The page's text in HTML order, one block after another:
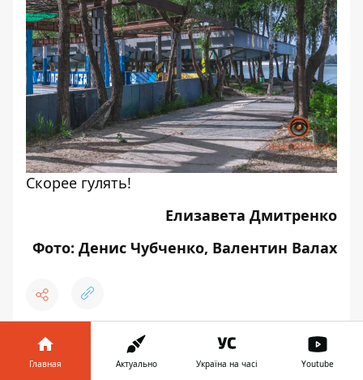
Скорее гулять!
Елизавета Дмитренко
Фото: Денис Чубченко, Валентин Валах
👍 ♥ 😆
Главная Актуально Україна на часі Youtube